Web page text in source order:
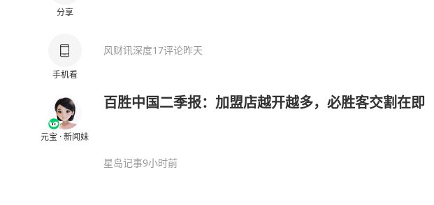
分享
手机看
元宝 · 新闻妹
风财讯深度17评论昨天
百胜中国二季报：加盟店越开越多，必胜客交割在即
星岛记事9小时前